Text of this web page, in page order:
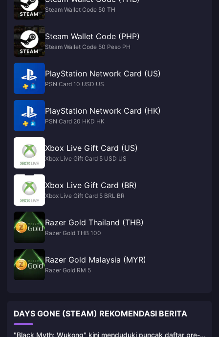
Steam Wallet Code 50 TH
Steam Wallet Code (PHP)
Steam Wallet Code 50 Peso PH
PlayStation Network Card (US)
PSN Card 10 USD US
PlayStation Network Card (HK)
PSN Card 20 HKD HK
Xbox Live Gift Card (US)
Xbox Live Gift Card 5 USD US
Xbox Live Gift Card (BR)
Xbox Live Gift Card 5 BRL BR
Razer Gold Thailand (THB)
Razer Gold THB 100
Razer Gold Malaysia (MYR)
Razer Gold RM 5
DAYS GONE (STEAM) REKOMENDASI BERITA
"Black Myth: Wukong" kini menduduki puncak daftar pre-